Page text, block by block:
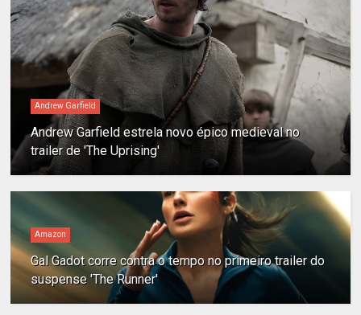
Andrew Garfield
Andrew Garfield estrela novo épico medieval no
trailer de 'The Uprising'
Amazon
Gal Gadot corre contra o tempo no primeiro trailer do
suspense 'The Runner'